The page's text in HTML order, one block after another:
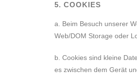
5. COOKIES
a. Beim Besuch unserer
Web/DOM Storage oder
b. Cookies sind kleine
es zwischen dem Gerät